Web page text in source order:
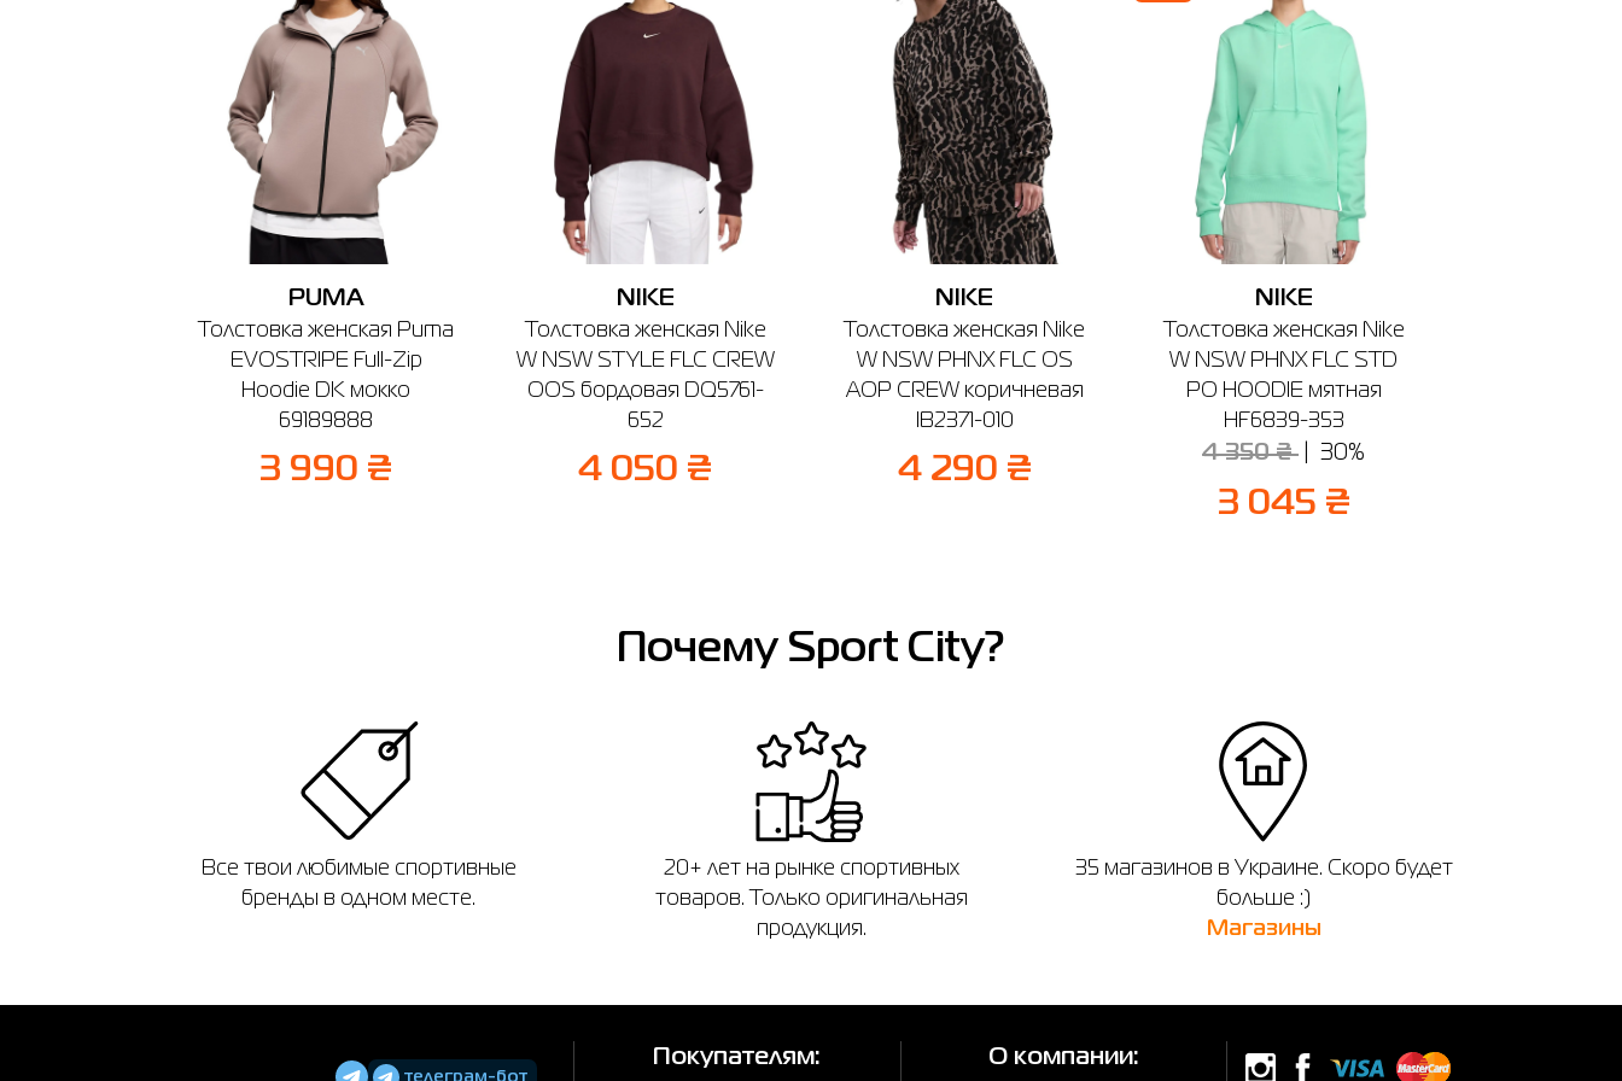
PUMA
Толстовка женская Puma
EVOSTRIPE Full-Zip
Hoodie DK мокко
69189888
3 990 ₴
NIKE
Толстовка женская Nike
W NSW STYLE FLC CREW
OOS бордовая DQ5761-
652
4 050 ₴
NIKE
Толстовка женская Nike
W NSW PHNX FLC OS
AOP CREW коричневая
IB2371-010
4 290 ₴
NIKE
Толстовка женская Nike
W NSW PHNX FLC STD
PO HOODIE мятная
HF6839-353
4 350 ₴ 30%
3 045 ₴
Почему Sport City?
Все твои любимые спортивные
бренды в одном месте.
20+ лет на рынке спортивных
товаров. Только оригинальная
продукция.
35 магазинов в Украине. Скоро будет
больше :)
Магазины
телеграм-бот
Покупателям: О компании: